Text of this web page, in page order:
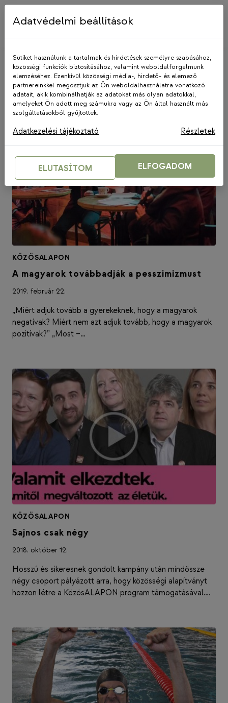
Skip
KözösALAPON
KÖZÖSALAPON
A magyarok továbbadják a pesszimizmust
2019. február 22.
„Miért adjuk tovább a gyerekeknek, hogy a magyarok
negatívak? Miért nem azt adjuk tovább, hogy a magyarok
pozitívak?” „Most –…
KÖZÖSALAPON
Sajnos csak négy
2018. október 12.
Hosszú és sikeresnek gondolt kampány után mindössze
négy csoport pályázott arra, hogy közösségi alapítványt
hozzon létre a KözösALAPON program támogatásával….
Adatvédelmi beállítások
Sütiket használunk a tartalmak és hirdetések személyre szabásához,
közösségi funkciók biztosításához, valamint weboldalforgalmunk
elemzéséhez. Ezenkívül közösségi média-, hirdető- és elemező
partnereinkkel megosztjuk az Ön weboldalhasználatra vonatkozó
adatait, akik kombinálhatják az adatokat más olyan adatokkal,
amelyeket Ön adott meg számukra vagy az Ön által használt más
szolgáltatásokból gyűjtöttek.
Adatkezelési tájékoztató Részletek
ELUTASÍTOM ELFOGADOM